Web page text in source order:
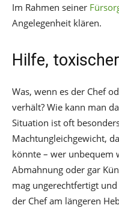
Im Rahmen seiner
Angelegenheit klären.
Hilfe,
Was, wenn es der Chef
verhält? Wie kann man
Situation ist oft
Machtungleichgewicht,
könnte – wer unbequem
Abmahnung oder gar
mag ungerechtfertigt
der Chef am längeren